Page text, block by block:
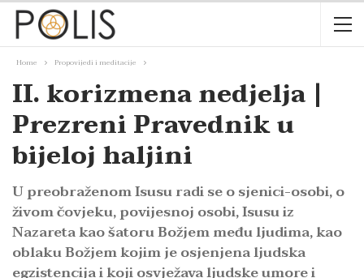
Home Propovijedi i meditacije
II. korizmena nedjelja |
Prezreni Pravednik u
bijeloj haljini
U preobraženom Isusu radi se o sjenici-osobi, o
živom čovjeku, povijesnoj osobi, Isusu iz
Nazareta kao šatoru Božjem među ljudima, kao
oblaku Božjem kojim je osjenjena ljudska
egzistencija i koji osvježava ljudske umore i